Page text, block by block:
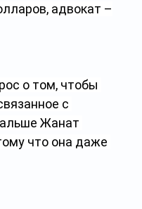
адвокат –
о том, чтобы
с
Жанат
что она даже